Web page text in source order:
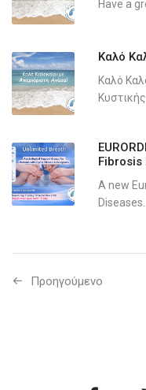
Have a
Καλό
Καλό
Κυστικής...
Fibrosis
A new
Diseases...
Προηγούμενo